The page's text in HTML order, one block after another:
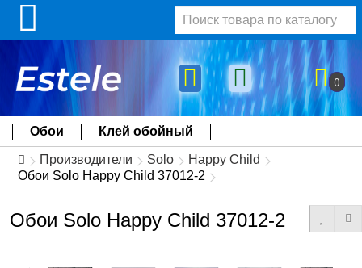
0
Обои Клей обойный
Производители Solo
Happy Child
Обои Solo Happy Child 37012-2
Обои Solo Happy Child 37012-2